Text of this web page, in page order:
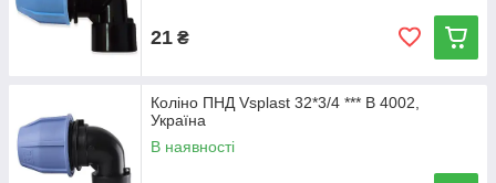
21 ₴
Коліно ПНД Vsplast 32*3/4 *** В 4002,
Україна
В наявності